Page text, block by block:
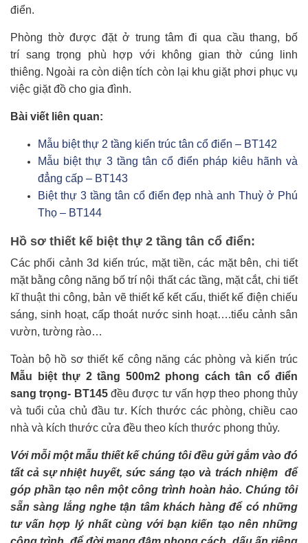
điển.
Phòng thờ được đặt ở trung tâm đi qua cầu thang, bố
trí sang trọng phù hợp với không gian thờ cúng linh
thiêng. Ngoài ra còn diện tích còn lại khu giặt phơi phục vụ
việc giặt đồ cho gia đình.
Bài viết liên quan:
Mẫu biệt thự 2 tầng kiến trúc tân cổ điển – BT142
Mẫu biệt thự 3 tầng tân cổ điển pháp kiêu hãnh và
đẳng cấp – BT143
Biệt thự 3 tầng tân cổ điển đẹp nhà anh Thuỳ ở Phú
Thọ – BT144
Hồ sơ thiết kế biệt thự 2 tầng tân cổ điển:
Các phối cảnh 3d kiến trúc, mặt tiền, các mặt bên, chi tiết
mặt bằng công năng bố trí nội thất các tầng, mặt cắt, chi tiết
kĩ thuật thi công, bản vẽ thiết kế kết cấu, thiết kế điện chiếu
sáng, sinh hoạt, cấp thoát nước sinh hoạt….tiểu cảnh sân
vườn, tường rào…
Toàn bộ hồ sơ thiết kế công năng các phòng và kiến trúc
Mẫu biệt thự 2 tầng 500m2 phong cách tân cổ điển
sang trọng- BT145đều được tư vấn hợp theo phong thủy
và tuổi của chủ đầu tư. Kích thước các phòng, chiều cao
nhà và kích thước cửa đều theo kích thước phong thủy.
Với mỗi một mẫu thiết kế chúng tôi đều gửi gắm vào đó
tất cả sự nhiệt huyết, sức sáng tạo và trách nhiệm để
góp phần tạo nên một công trình hoàn hảo. Chúng tôi
sẵn sàng lắng nghe tận tâm khách hàng để có những
tư vấn hợp lý nhất cùng với bạn kiến tạo nên những